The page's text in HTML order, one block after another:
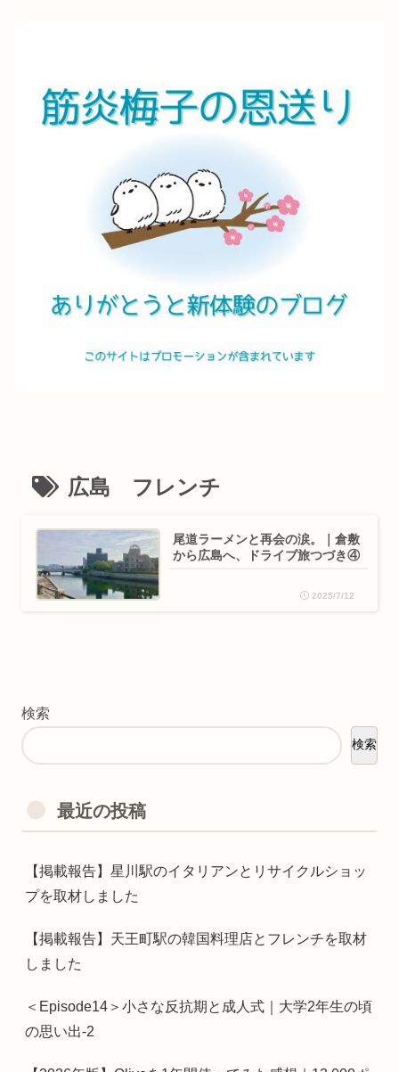
広島 フレンチ
尾道ラーメンと再会の涙。｜倉敷
から広島へ、ドライブ旅つづき④
2025/7/12
検索
検索
最近の投稿
【掲載報告】星川駅のイタリアンとリサイクルショッ
プを取材しました
【掲載報告】天王町駅の韓国料理店とフレンチを取材
しました
＜Episode14＞小さな反抗期と成人式｜大学2年生の頃
の思い出-2